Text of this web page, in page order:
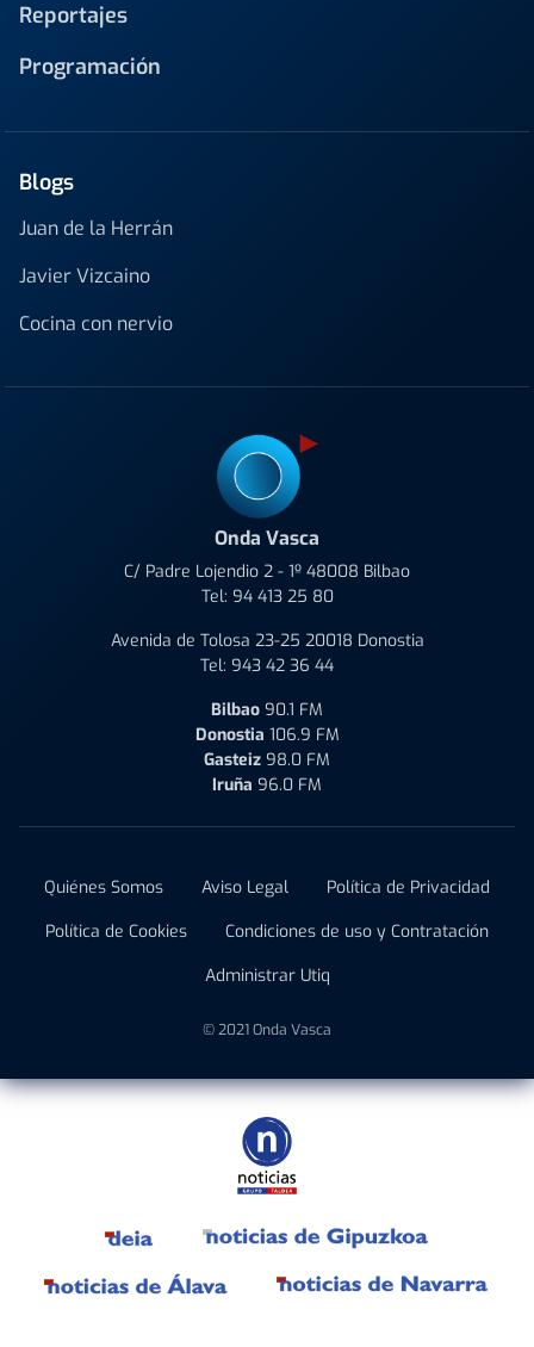
Reportajes
Programación
Blogs
Juan de la Herrán
Javier Vizcaino
Cocina con nervio
Onda Vasca
C/ Padre Lojendio 2 - 1º 48008 Bilbao
Tel: 94 413 25 80
Avenida de Tolosa 23-25 20018 Donostia
Tel: 943 42 36 44
Bilbao 90.1 FM
Donostia 106.9 FM
Gasteiz 98.0 FM
Iruña 96.0 FM
Quiénes Somos Aviso Legal
Política de Privacidad
Política de Cookies
Condiciones de uso y Contratación
Administrar Utiq
© 2021 Onda Vasca